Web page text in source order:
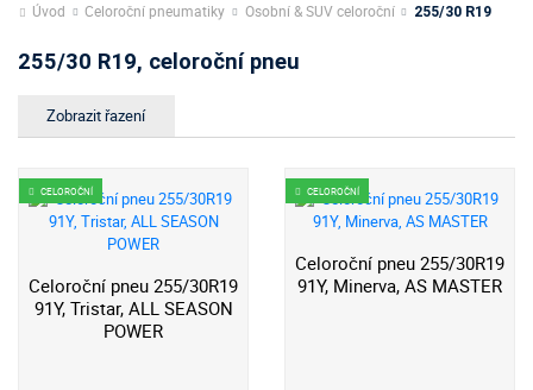
Úvod Celoroční pneumatiky Osobní & SUV celoroční 255/30 R19
255/30 R19, celoroční pneu
CELOROČNÍ
Celoroční pneu 255/30R19
91Y, Tristar, ALL SEASON
POWER
CELOROČNÍ
Celoroční pneu 255/30R19
91Y, Minerva, AS MASTER